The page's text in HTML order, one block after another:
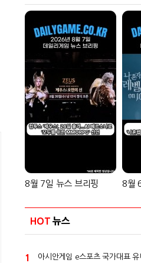
8월 7일 뉴스 브리핑 8월
HOT 뉴스
1
아시안게임 e스포츠 국가대표 유